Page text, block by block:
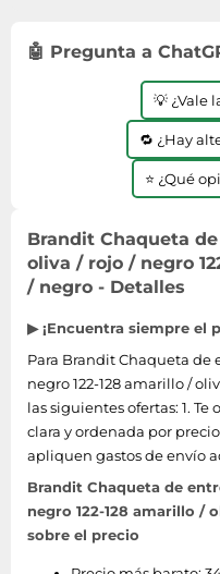
Tiendas de campaña
Zapatillas de tenis
Zapatillas deportivas
Perfumes unisex
Placer y
Productos de higiene
Productos para baño
Protectores solares
Sets de belleza
Tensiómetros
Termómetros clínicos
Tratamientos faciales
Microondas
Monitores y
Máquinas de afeitar
Ordenadores
Placas de cocina
Radios
Sonido y alta fidelidad
TV, vídeo y DVD
Tablets
Telecomunicaciones
Vehículos a escala
Relojes de pulsera
Tejer y crochet
Zapatillas de
Zapatillas de
Zapatos de invierno
Zapatos mujer
🤖 Pregunta a
💡 ¿Vale
🔁 ¿Hay
⭐ ¿Qué
Brandit Chaqueta
oliva / rojo / negro
/ negro - Detalles
▶ ¡Encuentra siempre el
Para Brandit Chaqueta
negro 122-128 amarillo /
las siguientes ofertas: 1.
clara y ordenada por
apliquen gastos de envío
Brandit Chaqueta de
negro 122-128 amarillo /
sobre el precio